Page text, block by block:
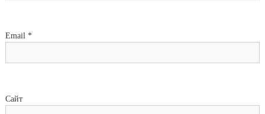
Email *
Сайт